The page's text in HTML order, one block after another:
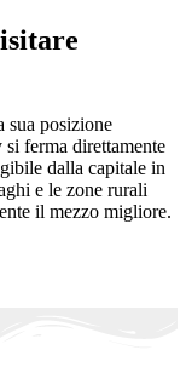
sua posizione
ferma direttamente
dalla capitale in
e le zone rurali
il mezzo migliore.